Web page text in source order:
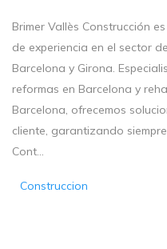
Brimer Vallès Construcción
de experiencia en el sector
Barcelona y Girona.
reformas en Barcelona y
Barcelona, ofrecemos
cliente, garantizando
Cont...
Construccion